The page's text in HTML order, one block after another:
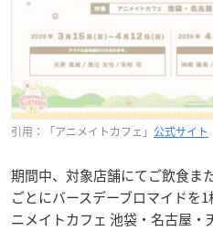
引用：「アニメイトカフェ」 公式サイト
期間中、対象店舗にてご飲食ま
ごとにバースデーブロマイドを
ニメイトカフェ 池袋・名古屋・